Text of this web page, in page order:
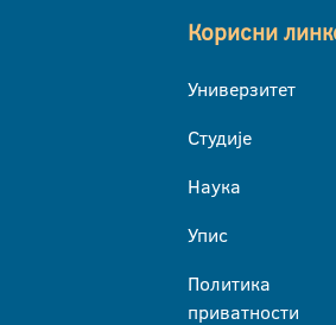
Корисни
Универзитет
Студије
Наука
Упис
Политика
приватности